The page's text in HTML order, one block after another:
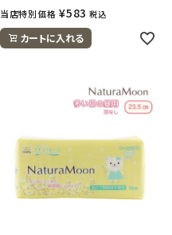
当店特別価格 ¥583 税込
カートに入れる